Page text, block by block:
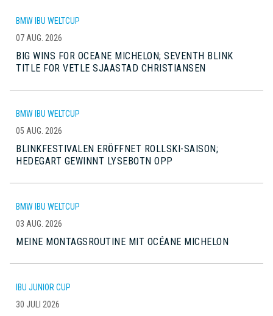
BMW IBU WELTCUP
07 AUG. 2026
BIG WINS FOR OCEANE MICHELON; SEVENTH BLINK
TITLE FOR VETLE SJAASTAD CHRISTIANSEN
BMW IBU WELTCUP
05 AUG. 2026
BLINKFESTIVALEN ERÖFFNET ROLLSKI-SAISON;
HEDEGART GEWINNT LYSEBOTN OPP
BMW IBU WELTCUP
03 AUG. 2026
MEINE MONTAGSROUTINE MIT OCÉANE MICHELON
IBU JUNIOR CUP
30 JULI 2026